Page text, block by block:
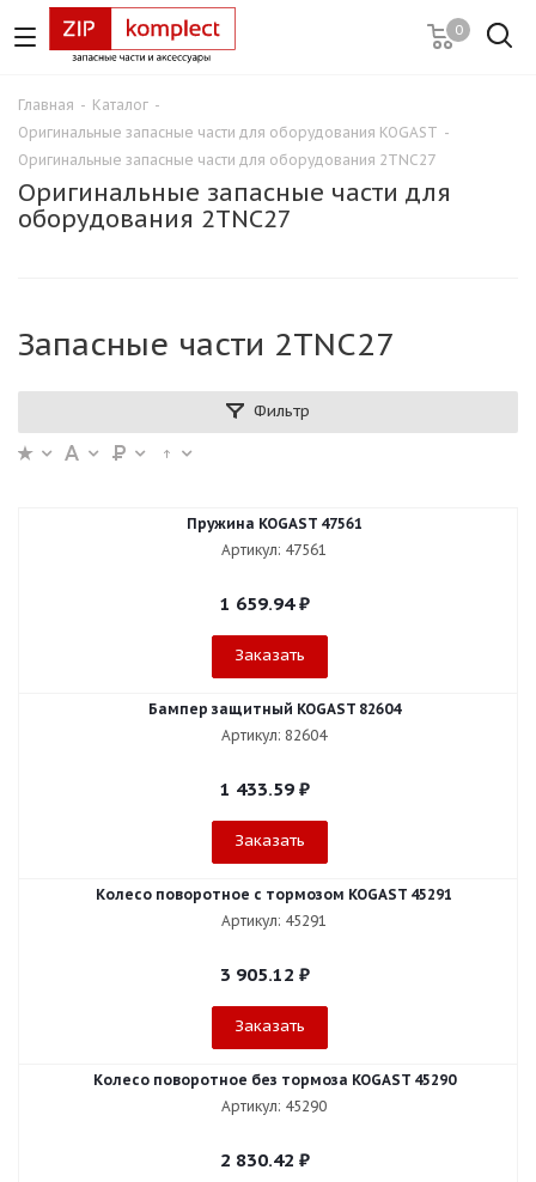
0
Главная - Каталог -
Оригинальные запасные части для оборудования KOGAST -
Оригинальные запасные части для оборудования 2TNC27
Оригинальные запасные части для
оборудования 2TNC27
Запасные части 2TNC27
Фильтр
Пружина KOGAST 47561
Артикул: 47561
1 659.94₽
Заказать
Бампер защитный KOGAST 82604
Артикул: 82604
1 433.59 ₽
Заказать
Колесо поворотное с тормозом KOGAST 45291
Артикул: 45291
3 905.12 ₽
Заказать
Колесо поворотное без тормоза KOGAST 45290
Артикул: 45290
2 830.42 ₽